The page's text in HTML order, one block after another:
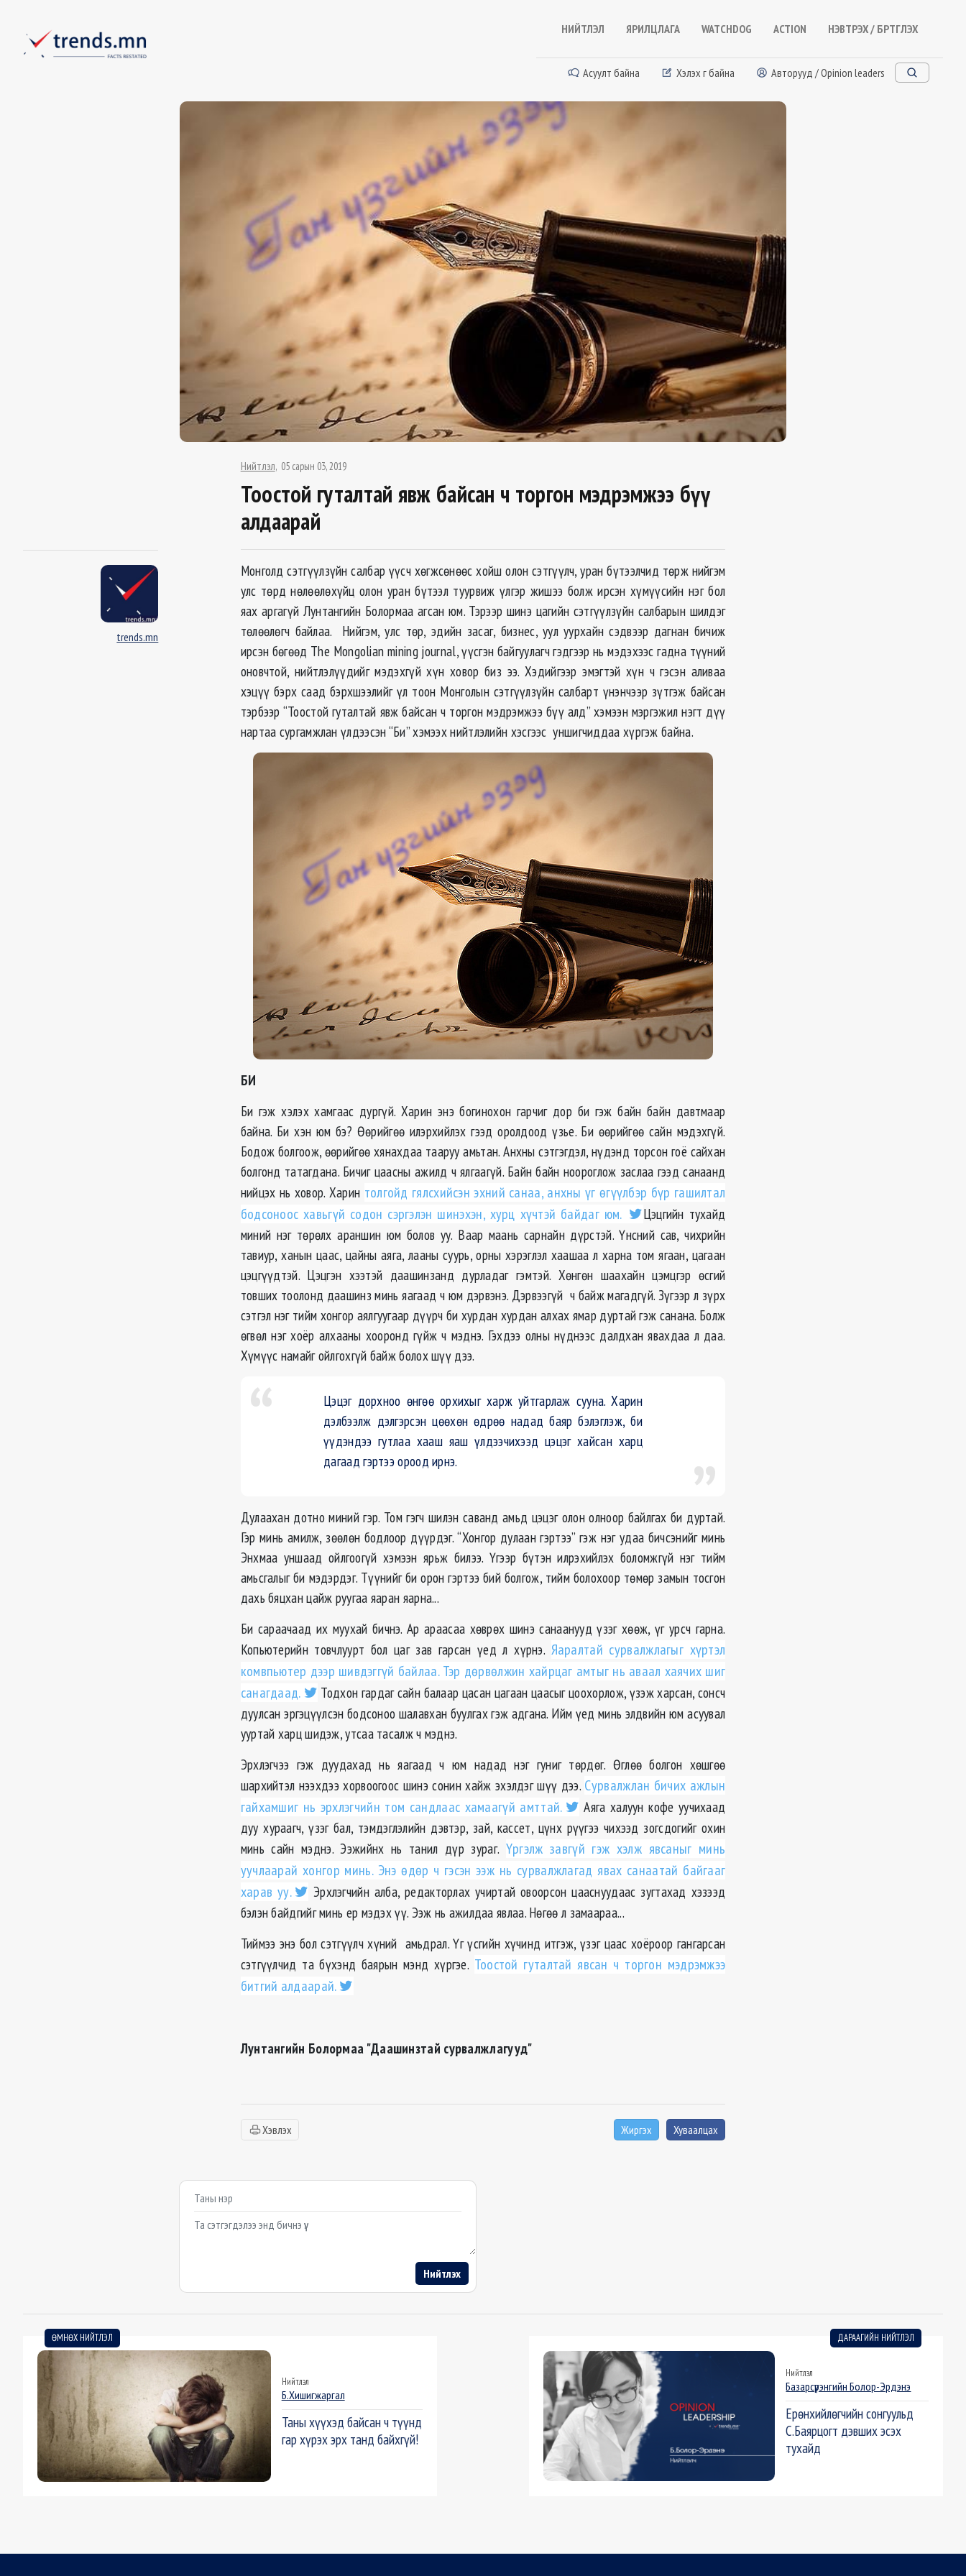
НИЙТЛЭЛ ЯРИЛЦЛАГА WATCHDOG ACTION НЭВТРЭХ / БҮРТГҮҮЛЭХ
Асуулт байна Хэлэх үг байна Авторууд / Opinion leaders
Нийтлэл 05 сарын 03, 2019
Тоостой гуталтай явж байсан ч торгон мэдрэмжээ бүү
алдаарай
trends.mn
Монголд сэтгүүлзүйн салбар үүсч хөгжсөнөөс хойш олон сэтгүүлч, уран бүтээлчид төрж нийгэм
улс төрд нөлөөлөхүйц олон уран бүтээл туурвиж үлгэр жишээ болж ирсэн хүмүүсийн нэг бол
яах аргагүй Лунтангийн Болормаа агсан юм. Тэрээр шинэ цагийн сэтгүүлзүйн салбарын шилдэг
төлөөлөгч байлаа. Нийгэм, улс төр, эдийн засаг, бизнес, уул уурхайн сэдвээр дагнан бичиж
ирсэн бөгөөд Тhe Мongolian mining journal, үүсгэн байгуулагч гэдгээр нь мэдэхээс гадна түүний
оновчтой, нийтлэлүүдийг мэдэхгүй хүн ховор биз ээ. Хэдийгээр эмэгтэй хүн ч гэсэн аливаа
хэцүү бэрх саад бэрхшээлийг үл тоон Монголын сэтгүүлзүйн салбарт үнэнчээр зүтгэж байсан
тэрбээр “Тоостой гуталтай явж байсан ч торгон мэдрэмжээ бүү алд” хэмээн мэргэжил нэгт дүү
нартаа сургамжлан үлдээсэн “Би” хэмээх нийтлэлийн хэсгээс уншигчиддаа хүргэж байна.
БИ
Би гэж хэлэх хамгаас дургүй. Харин энэ богинохон гарчиг дор би гэж байн байн давтмаар
байна. Би хэн юм бэ? Өөрийгөө илэрхийлэх гээд оролдоод үзье. Би өөрийгөө сайн мэдэхгүй.
Бодож болгоож, өөрийгөө хянахдаа тааруу амьтан. Анхны сэтгэгдэл, нүдэнд торсон гоё сайхан
болгонд татагдана. Бичиг цаасны ажилд ч ялгаагүй. Байн байн ноороглож заслаа гээд санаанд
нийцэх нь ховор. Харин толгойд гялсхийсэн эхний санаа, анхны үг өгүүлбэр бүр гашилтал
бодсоноос хавьгүй содон сэргэлэн шинэхэн, хурц хүчтэй байдаг юм.
Цэцгийн тухайд
миний нэг төрөлх араншин юм болов уу. Ваар маань сарнайн дүрстэй. Үнсний сав, чихрийн
тавиур, ханын цаас, цайны аяга, лааны суурь, орны хэрэглэл хаашаа л харна том ягаан, цагаан
цэцгүүдтэй. Цэцгэн хээтэй даашинзанд дурладаг гэмтэй. Хөнгөн шаахайн цэмцгэр өсгий
товших тоолонд даашинз минь яагаад ч юм дэрвэнэ. Дэрвээгүй ч байж магадгүй. Зүгээр л зүрх
сэтгэл нэг тийм хонгор аялгуугаар дүүрч би хурдан хурдан алхах ямар дуртай гэж санана. Болж
өгвөл нэг хоёр алхааны хооронд гүйж ч мэднэ. Гэхдээ олны нүднээс далдхан явахдаа л даа.
Хүмүүс намайг ойлгохгүй байж болох шүү дээ.
Цэцэг дорхноо өнгөө орхихыг харж уйтгарлаж сууна. Харин
дэлбээлж дэлгэрсэн цөөхөн өдрөө надад баяр бэлэглэж, би
үүдэндээ гутлаа хааш яаш үлдээчихээд цэцэг хайсан харц
дагаад гэртээ ороод ирнэ.
Дулаахан дотно миний гэр. Том гэгч шилэн саванд амьд цэцэг олон олноор байлгах би дуртай.
Гэр минь амилж, зөөлөн бодлоор дүүрдэг. “Хонгор дулаан гэртээ” гэж нэг удаа бичсэнийг минь
Энхмаа уншаад ойлгоогүй хэмээн ярьж билээ. Үгээр бүтэн илрэхийлэх боломжгүй нэг тийм
амьсгалыг би мэдэрдэг. Түүнийг би орон гэртээ бий болгож, тийм болохоор төмөр замын тосгон
дахь бяцхан цайж руугаа яаран яарна...
Би сараачаад их муухай бичнэ. Ар араасаа хөврөх шинэ санаанууд үзэг хөөж, үг урсч гарна.
Копьютерийн товчлуурт бол цаг зав гарсан үед л хүрнэ. Яаралтай сурвалжлагыг хүртэл
комвпьютер дээр шивдэггүй байлаа. Тэр дөрвөлжин хайрцаг амтыг нь аваал хаячих шиг
санагдаад.
Тодхон гардаг сайн балаар цасан цагаан цаасыг цоохорлож, үзэж харсан, сонсч
дуулсан эргэцүүлсэн бодсоноо шалавхан буулгах гэж адгана. Ийм үед минь элдвийн юм асуувал
ууртай харц шидэж, утсаа тасалж ч мэднэ.
Эрхлэгчээ гэж дуудахад нь яагаад ч юм надад нэг гуниг төрдөг. Өглөө болгон хөшгөө
шархийтэл нээхдээ хорвоогоос шинэ сонин хайж эхэлдэг шүү дээ. Сурвалжлан бичих ажлын
гайхамшиг нь эрхлэгчийн том сандлаас хамаагүй амттай.
Аяга халуун кофе уучихаад
дуу хураагч, үзэг бал, тэмдэглэлийн дэвтэр, зай, кассет, цүнх рүүгээ чихээд зогсдогийг охин
минь сайн мэднэ. Ээжийнх нь танил дүр зураг. Үргэлж завгүй гэж хэлж явсаныг минь
уучлаарай хонгор минь. Энэ өдөр ч гэсэн ээж нь сурвалжлагад явах санаатай байгааг
харав уу.
Эрхлэгчийн алба, редакторлах учиртай овоорсон цааснуудаас зугтахад хэзээд
бэлэн байдгийг минь ер мэдэх үү. Ээж нь ажилдаа явлаа. Нөгөө л замаараа...
Тиймээ энэ бол сэтгүүлч хүний амьдрал. Үг үсгийн хүчинд итгэж, үзэг цаас хоёроор гангарсан
сэтгүүлчид та бүхэнд баярын мэнд хүргэе. Тоостой гуталтай явсан ч торгон мэдрэмжээ
битгий алдаарай.
Лунтангийн Болормаа "Даашинзтай сурвалжлагууд"
Хэвлэх Жиргэх Хуваалцах
Сэтгэгдэл бичих
Example textarea
Нийтлэх
ӨМНӨХ НИЙТЛЭЛ
Нийтлэл
Б.Хишигжаргал
Таны хүүхэд байсан ч түүнд
гар хүрэх эрх танд байхгүй!
ДАРААГИЙН НИЙТЛЭЛ
Нийтлэл
Базарсүрэнгийн Болор-Эрдэнэ
Ерөнхийлөгчийн сонгуульд
С.Баярцогт дэвших эсэх
тухайд